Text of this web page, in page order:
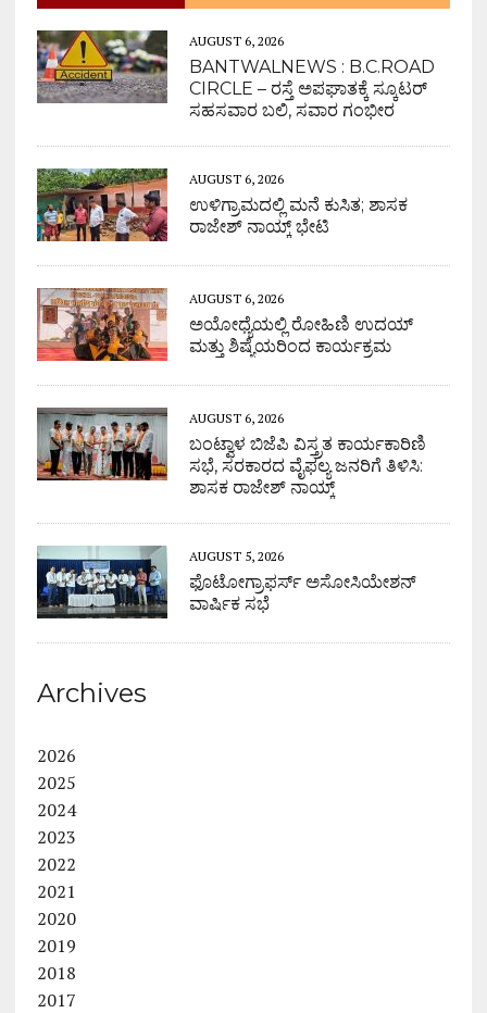
AUGUST 6, 2026
BANTWALNEWS : B.C.ROAD
CIRCLE – ರಸ್ತೆ ಅಪಘಾತಕ್ಕೆ ಸ್ಕೂಟರ್
ಸಹಸವಾರ ಬಲಿ, ಸವಾರ ಗಂಭೀರ
AUGUST 6, 2026
ಉಳಿಗ್ರಾಮದಲ್ಲಿ ಮನೆ ಕುಸಿತ; ಶಾಸಕ
ರಾಜೇಶ್ ನಾಯ್ಕ್ ಭೇಟಿ
AUGUST 6, 2026
ಅಯೋಧ್ಯೆಯಲ್ಲಿ ರೋಹಿಣಿ ಉದಯ್
ಮತ್ತು ಶಿಷ್ಯೆಯರಿಂದ ಕಾರ್ಯಕ್ರಮ
AUGUST 6, 2026
ಬಂಟ್ವಾಳ ಬಿಜೆಪಿ ವಿಸ್ತ್ರತ ಕಾರ್ಯಕಾರಿಣಿ
ಸಭೆ, ಸರಕಾರದ ವೈಫಲ್ಯ ಜನರಿಗೆ ತಿಳಿಸಿ:
ಶಾಸಕ ರಾಜೇಶ್ ನಾಯ್ಕ್
AUGUST 5, 2026
ಫೊಟೋಗ್ರಾಫರ್ಸ್ ಅಸೋಸಿಯೇಶನ್
ವಾರ್ಷಿಕ ಸಭೆ
Archives
2026
2025
2024
2023
2022
2021
2020
2019
2018
2017